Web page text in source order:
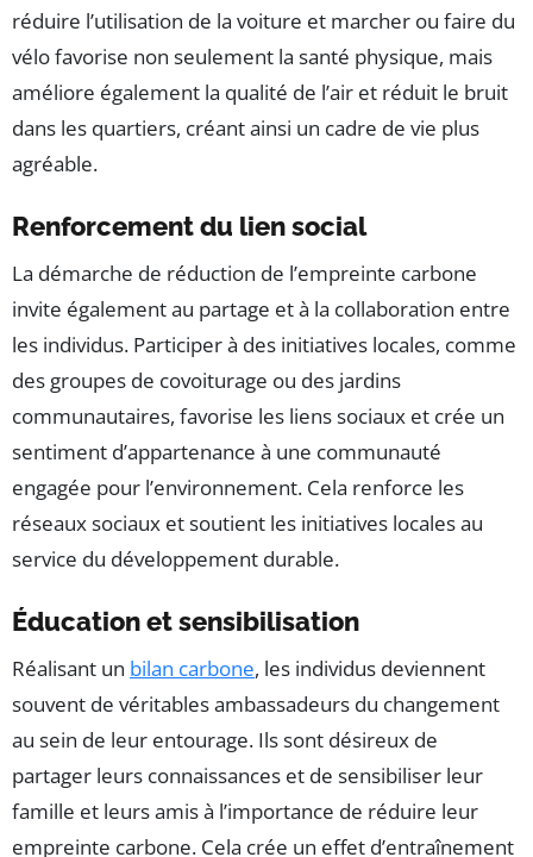
réduire l’utilisation de la voiture et marcher ou faire du
vélo favorise non seulement la santé physique, mais
améliore également la qualité de l’air et réduit le bruit
dans les quartiers, créant ainsi un cadre de vie plus
agréable.
Renforcement du lien social
La démarche de réduction de l’empreinte carbone
invite également au partage et à la collaboration entre
les individus. Participer à des initiatives locales, comme
des groupes de covoiturage ou des jardins
communautaires, favorise les liens sociaux et crée un
sentiment d’appartenance à une communauté
engagée pour l’environnement. Cela renforce les
réseaux sociaux et soutient les initiatives locales au
service du développement durable.
Éducation et sensibilisation
Réalisant un bilan carbone, les individus deviennent
souvent de véritables ambassadeurs du changement
au sein de leur entourage. Ils sont désireux de
partager leurs connaissances et de sensibiliser leur
famille et leurs amis à l’importance de réduire leur
empreinte carbone. Cela crée un effet d’entraînement